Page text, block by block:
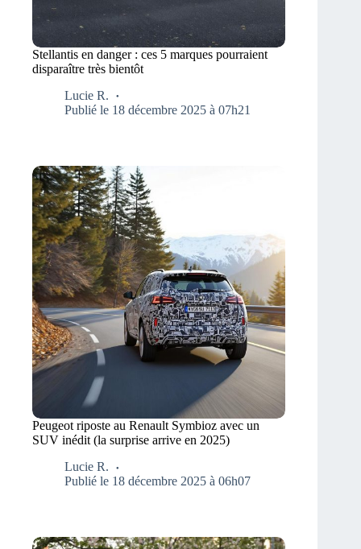
Stellantis en danger : ces 5 marques pourraient
disparaître très bientôt
Lucie R.
Publié le 18 décembre 2025 à 07h21
Peugeot riposte au Renault Symbioz avec un
SUV inédit (la surprise arrive en 2025)
Lucie R.
Publié le 18 décembre 2025 à 06h07